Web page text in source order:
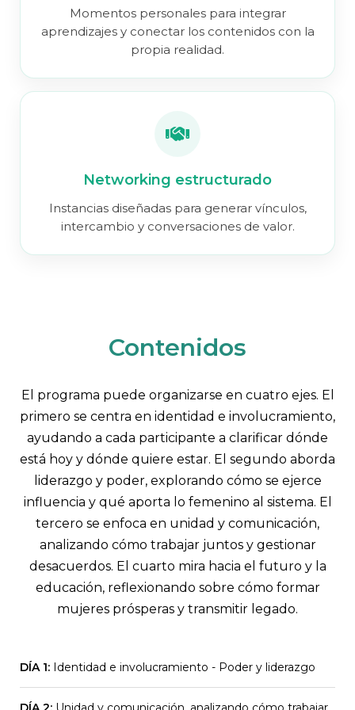
Momentos personales para integrar
aprendizajes y conectar los contenidos con la
propia realidad.
Networking estructurado
Instancias diseñadas para generar vínculos,
intercambio y conversaciones de valor.
Contenidos
El programa puede organizarse en cuatro ejes. El
primero se centra en identidad e involucramiento,
ayudando a cada participante a clarificar dónde
está hoy y dónde quiere estar. El segundo aborda
liderazgo y poder, explorando cómo se ejerce
influencia y qué aporta lo femenino al sistema. El
tercero se enfoca en unidad y comunicación,
analizando cómo trabajar juntos y gestionar
desacuerdos. El cuarto mira hacia el futuro y la
educación, reflexionando sobre cómo formar
mujeres prósperas y transmitir legado.
DÍA 1: Identidad e involucramiento - Poder y liderazgo